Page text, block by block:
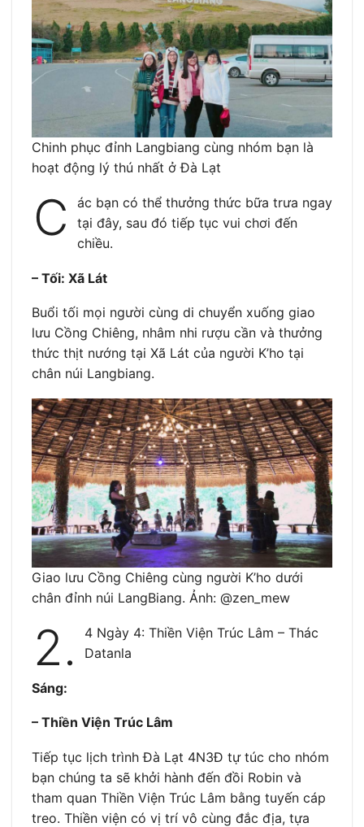
Chinh phục đỉnh Langbiang cùng nhóm bạn là
hoạt động lý thú nhất ở Đà Lạt
C
ác bạn có thể thưởng thức bữa trưa ngay
tại đây, sau đó tiếp tục vui chơi đến
chiều.
– Tối: Xã Lát
Buổi tối mọi người cùng di chuyển xuống giao
lưu Cồng Chiêng, nhâm nhi rượu cần và thưởng
thức thịt nướng tại Xã Lát của người K’ho tại
chân núi Langbiang.
Giao lưu Cồng Chiêng cùng người K’ho dưới
chân đỉnh núi LangBiang. Ảnh: @zen_mew
2.
4 Ngày 4: Thiền Viện Trúc Lâm – Thác
Datanla
Sáng:
– Thiền Viện Trúc Lâm
Tiếp tục lịch trình Đà Lạt 4N3Đ tự túc cho nhóm
bạn chúng ta sẽ khởi hành đến đồi Robin và
tham quan Thiền Viện Trúc Lâm bằng tuyến cáp
treo. Thiền viện có vị trí vô cùng đắc địa, tựa